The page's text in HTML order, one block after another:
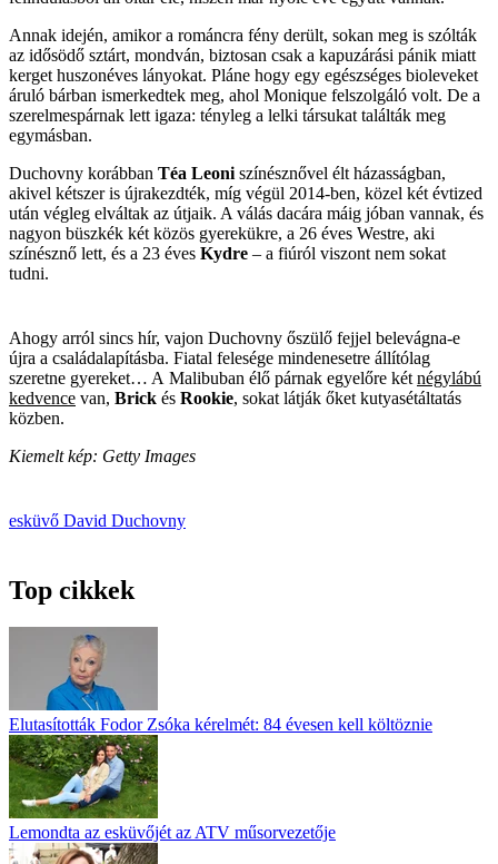
Annak idején, amikor a románcra fény derült, sokan meg is szólták
az idősödő sztárt, mondván, biztosan csak a kapuzárási pánik miatt
kerget huszonéves lányokat. Pláne hogy egy egészséges bioleveket
áruló bárban ismerkedtek meg, ahol ­Monique felszolgáló volt. De a
szerelmespárnak lett igaza: tényleg a lelki társukat találták meg
egymásban.
Duchovny korábban Téa Leoni ­ színésznővel élt házasságban,
akivel kétszer is újrakezdték, míg végül 2014-ben, közel két évtized
után végleg elváltak az útjaik. A válás dacára máig jóban vannak, és
nagyon büszkék két közös gyerekükre, a 26 éves Westre, aki
színésznő lett, és a 23 éves Kydre – a fiúról viszont nem sokat
tudni.
Ahogy arról sincs hír, vajon Duchovny őszülő fejjel belevágna-e
újra a családalapításba. Fiatal felesége mindenesetre állítólag
szeretne gyereket… A Malibuban élő párnak egyelőre két négylábú
kedvence van, Brick és Rookie, sokat látják őket kutyasétáltatás
közben.
Kiemelt kép: Getty Images
esküvő David Duchovny
Top cikkek
Elutasították Fodor Zsóka kérelmét: 84 évesen kell költöznie
Lemondta az esküvőjét az ATV műsorvezetője